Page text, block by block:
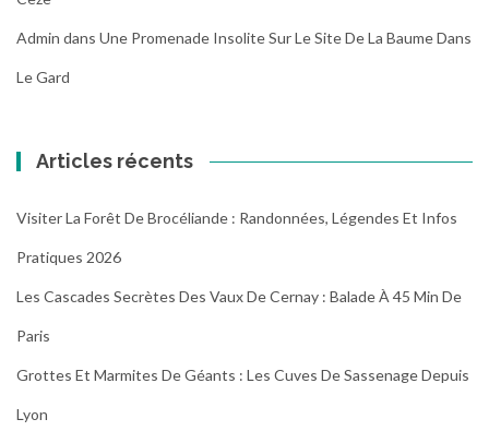
Admin dans Une Promenade Insolite Sur Le Site De La Baume Dans
Le Gard
Articles récents
Visiter La Forêt De Brocéliande : Randonnées, Légendes Et Infos
Pratiques 2026
Les Cascades Secrètes Des Vaux De Cernay : Balade À 45 Min De
Paris
Grottes Et Marmites De Géants : Les Cuves De Sassenage Depuis
Lyon